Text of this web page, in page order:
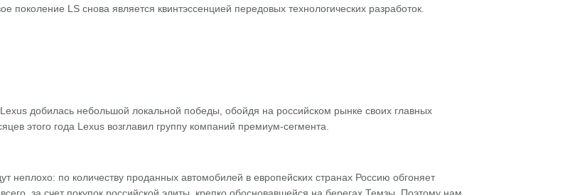
поколение LS снова является квинтэссенцией передовых технологических разработок.
добилась небольшой локальной победы, обойдя на российском рынке своих главных
этого года Lexus возглавил группу компаний премиум-сегмента.
неплохо: по количеству проданных автомобилей в европейских странах Россию обгоняет